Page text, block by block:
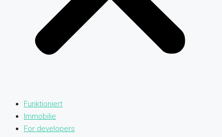
Funktioniert
Immobilie
For developers